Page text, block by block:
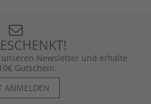
Newsletter und erhalte
Gutschein.
ANMELDEN